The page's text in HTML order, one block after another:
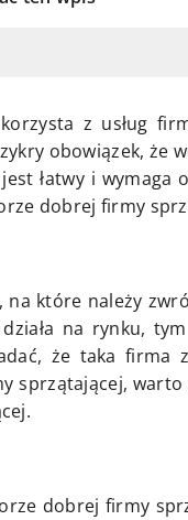
z usług
obowiązek, że
łatwy i wymaga
dobrej firmy
na które należy
na rynku,
że taka
sprzątającej,
dobrej firmy